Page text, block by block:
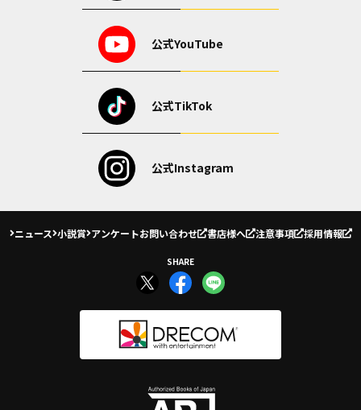
公式YouTube
公式TikTok
公式Instagram
ニュース 小説賞 アンケートお問い合わせ 書店様へ 注意事項 採用情報
SHARE